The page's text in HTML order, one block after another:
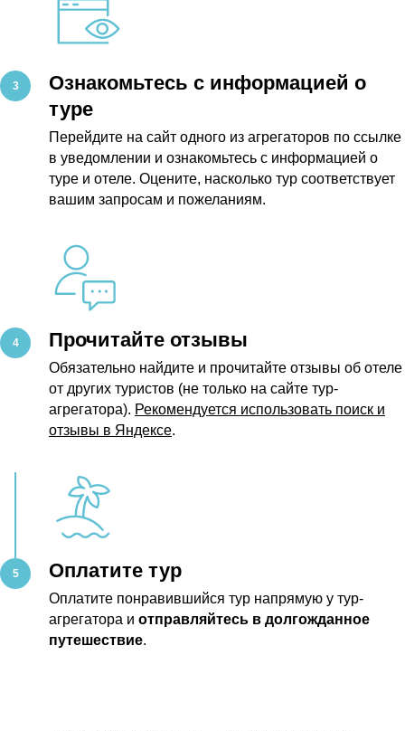
Ознакомьтесь с информацией о
туре
Перейдите на сайт одного из агрегаторов по ссылке
в уведомлении и ознакомьтесь с информацией о
туре и отеле. Оцените, насколько тур соответствует
вашим запросам и пожеланиям.
Прочитайте отзывы
Обязательно найдите и прочитайте отзывы об отеле
от других туристов (не только на сайте тур-
агрегатора). Рекомендуется использовать поиск и
отзывы в Яндексе.
Оплатите тур
Оплатите понравившийся тур напрямую у тур-
агрегатора и отправляйтесь в долгожданное
путешествие.